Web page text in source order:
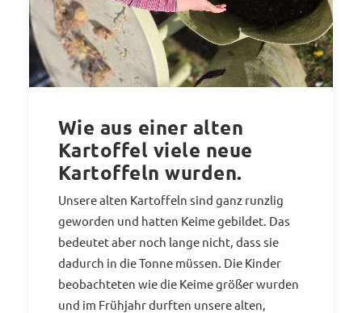
Wie aus einer alten
Kartoffel viele neue
Kartoffeln wurden.
Unsere alten Kartoffeln sind ganz runzlig
geworden und hatten Keime gebildet. Das
bedeutet aber noch lange nicht, dass sie
dadurch in die Tonne müssen. Die Kinder
beobachteten wie die Keime größer wurden
und im Frühjahr durften unsere alten,